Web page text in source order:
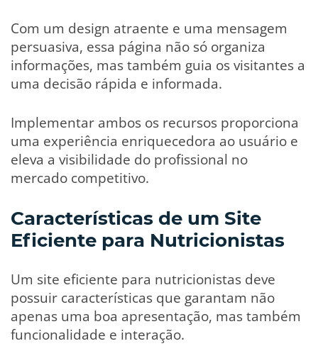
Com um design atraente e uma mensagem
persuasiva, essa página não só organiza
informações, mas também guia os visitantes a
uma decisão rápida e informada.
Implementar ambos os recursos proporciona
uma experiência enriquecedora ao usuário e
eleva a visibilidade do profissional no
mercado competitivo.
Características de um Site
Eficiente para Nutricionistas
Um site eficiente para nutricionistas deve
possuir características que garantam não
apenas uma boa apresentação, mas também
funcionalidade e interação.